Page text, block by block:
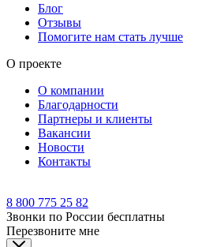
Блог
Отзывы
Помогите нам стать лучше
О проекте
О компании
Благодарности
Партнеры и клиенты
Вакансии
Новости
Контакты
8 800 775 25 82
Звонки по России бесплатны
Перезвоните мне